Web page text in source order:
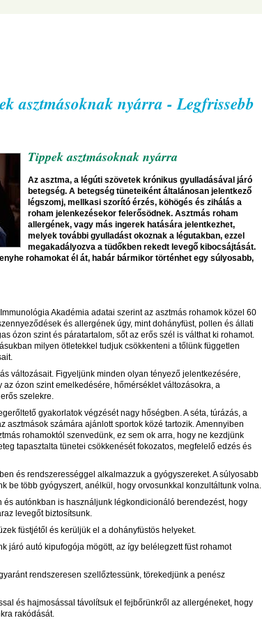
asztmásoknak nyárra - Legfrissebb
Tippek asztmásoknak nyárra
Az asztma, a légúti szövetek krónikus gyulladásával járó
betegség. A betegség tüneteiként általánosan jelentkező
légszomj, mellkasi szorító érzés, köhögés és zihálás a
roham jelenkezésekor felerősödnek. Asztmás roham
allergének, vagy más ingerek hatására jelentkezhet,
melyek további gyulladást okoznak a légutakban, ezzel
megakadályozva a tüdőkben rekedt levegő kibocsájtását.
rohamokat él át, habár bármikor történhet egy súlyosabb,
Akadémia adatai szerint az asztmás rohamok közel 60
és allergének úgy, mint dohányfüst, pollen és állati
ózon szint és páratartalom, sőt az erős szél is válthat ki rohamot.
milyen ötletekkel tudjuk csökkenteni a tőlünk független
változásait. Figyeljünk minden olyan tényező jelentkezésére,
ózon szint emelkedésére, hőmérséklet változásokra, a
szelekre.
gyakorlatok végzését nagy hőségben. A séta, túrázás, a
asztmások számára ajánlott sportok közé tartozik. Amennyiben
rohamoktól szenvedünk, ez sem ok arra, hogy ne kezdjünk
tapasztalta tünetei csökkenését fokozatos, megfelelő edzés és
és rendszerességgel alkalmazzuk a gyógyszereket. A súlyosabb
be több gyógyszert, anélkül, hogy orvosunkkal konzultáltunk volna.
és autónkban is használjunk légkondicionáló berendezést, hogy
levegőt biztosítsunk.
füstjétől és kerüljük el a dohányfüstös helyeket.
járó autó kipufogója mögött, az így belélegzett füst rohamot
rendszeresen szellőztessünk, törekedjünk a penész
és hajmosással távolítsuk el fejbőrünkről az allergéneket, hogy
rakódását.